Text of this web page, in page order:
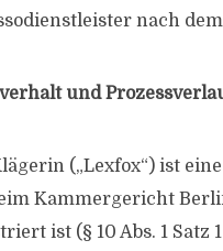
nach
und
(„Lexfox“) ist
Kammergericht
ist (§ 10 Abs. 1 Satz